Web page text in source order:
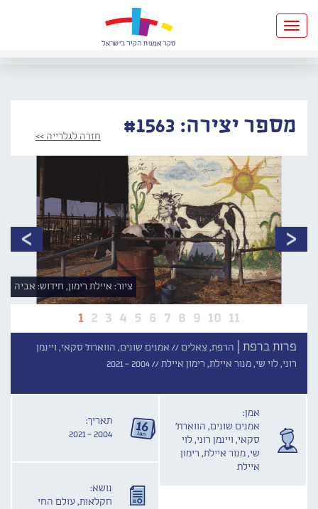
Toggle
navigation
מספר יצירה: #1563 חזרה לגלרייה >>
1 2 3 4 5 6 7 8 9 10 11
ציור: איילת רימון, חידוש: אביה
פרות ברפת | הרפת, צאלים // אמנים שונים, הווארת' סקאי, ויינמן
רוני, לוי שי, מנור איילת, רימון איילת //2004 - 2021
אמן:
אמנים שונים, הווארת'
סקאי, ויינמן רוני, לוי
שי, מנור איילת, רימון
איילת
תאריך:
2004 - 2021
נושא:
חקלאות, עולם החי